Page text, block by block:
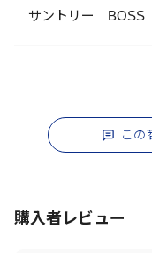
サントリー BOSS
この
購入者レビュー